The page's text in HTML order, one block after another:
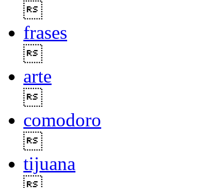
frases
arte
comodoro
tijuana